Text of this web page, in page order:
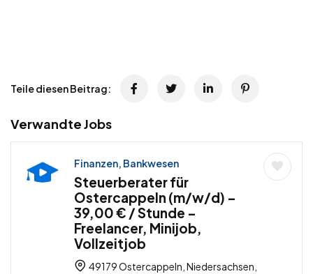
Teile diesen Beitrag:
Verwandte Jobs
Finanzen, Bankwesen
Steuerberater für
Ostercappeln (m/w/d) –
39,00 € / Stunde –
Freelancer, Minijob,
Vollzeitjob
49179 Ostercappeln, Niedersachsen,